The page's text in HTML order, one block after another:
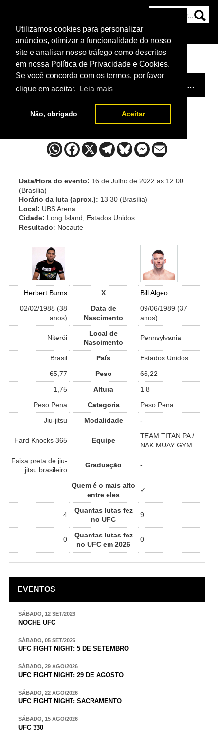
Utilizamos cookies para personalizar
anúncios, otimizar a funcionalidade do nosso
site e analisar nosso tráfego como descritos
em nossa Política de Privacidade e Cookies.
Se você concorda com os termos, por favor
clique em aceitar.
Leia mais
Não, obrigado Aceitar
NOTÍCIAS
HOME EVENTO / UFC ORTEGA X RODRÍGUEZ
Herbert Burns x Bill Algeo
Data/Hora do evento: 16 de Julho de 2022 às 12:00
(Brasília)
Horário da luta (aprox.): 13:30 (Brasília)
Local: UBS Arena
Cidade: Long Island, Estados Unidos
Resultado: Nocaute
Herbert Burns X
Bill Algeo
02/02/1988 (38
anos)
Data de
Nascimento
09/06/1989 (37
anos)
Niterói
Local de
Nascimento
Pennsylvania
Brasil País
Estados Unidos
65,77
Peso
66,22
1,75
Altura
1,8
Peso Pena
Categoria
Peso Pena
Jiu-jitsu
Modalidade -
Hard Knocks 365 Equipe
TEAM TITAN PA /
NAK MUAY GYM
Faixa preta de jiu-
jitsu brasileiro
Graduação -
Quem é o mais alto
entre eles
✓
4
Quantas lutas fez
no UFC
9
0
Quantas lutas fez
no UFC em 2026
0
EVENTOS
SÁBADO, 12 SET/2026
NOCHE UFC
SÁBADO, 05 SET/2026
UFC FIGHT NIGHT: 5 DE SETEMBRO
SÁBADO, 29 AGO/2026
UFC FIGHT NIGHT: 29 DE AGOSTO
SÁBADO, 22 AGO/2026
UFC FIGHT NIGHT: SACRAMENTO
SÁBADO, 15 AGO/2026
UFC 330